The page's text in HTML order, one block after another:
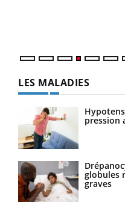
LES MALADIES
pression
globules
graves